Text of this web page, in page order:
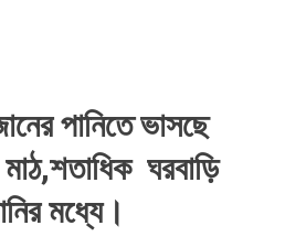
পানিতে ভাসছে
ঘরবাড়ি
মধ্যে।